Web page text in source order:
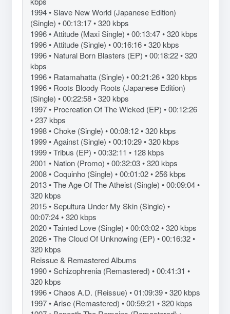
1994 • Slave New World (Japanese Edition)
(Single) • 00:13:17 • 320 kbps
1996 • Attitude (Maxi Single) • 00:13:47 • 320 kbps
1996 • Attitude (Single) • 00:16:16 • 320 kbps
1996 • Natural Born Blasters (EP) • 00:18:22 • 320
kbps
1996 • Ratamahatta (Single) • 00:21:26 • 320 kbps
1996 • Roots Bloody Roots (Japanese Edition)
(Single) • 00:22:58 • 320 kbps
1997 • Procreation Of The Wicked (EP) • 00:12:26
• 237 kbps
1998 • Choke (Single) • 00:08:12 • 320 kbps
1999 • Against (Single) • 00:10:29 • 320 kbps
1999 • Tribus (EP) • 00:32:11 • 128 kbps
2001 • Nation (Promo) • 00:32:03 • 320 kbps
2008 • Coquinho (Single) • 00:01:02 • 256 kbps
2013 • The Age Of The Atheist (Single) • 00:09:04 •
320 kbps
2015 • Sepultura Under My Skin (Single) •
00:07:24 • 320 kbps
2020 • Tainted Love (Single) • 00:03:02 • 320 kbps
2026 • The Cloud Of Unknowing (EP) • 00:16:32 •
320 kbps
Reissue & Remastered Albums
1990 • Schizophrenia (Remastered) • 00:41:31 •
320 kbps
1996 • Chaos A.D. (Reissue) • 01:09:39 • 320 kbps
1997 • Arise (Remastered) • 00:59:21 • 320 kbps